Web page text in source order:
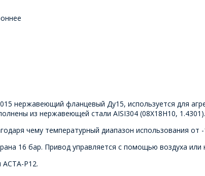
нержавеющий фланцевый Ду15, используется для
из нержавеющей стали AISI304 (08Х18Н10, 1.4301).
чему температурный диапазон использования
16 бар. Привод управляется с помощью воздуха
АСТА-Р12.